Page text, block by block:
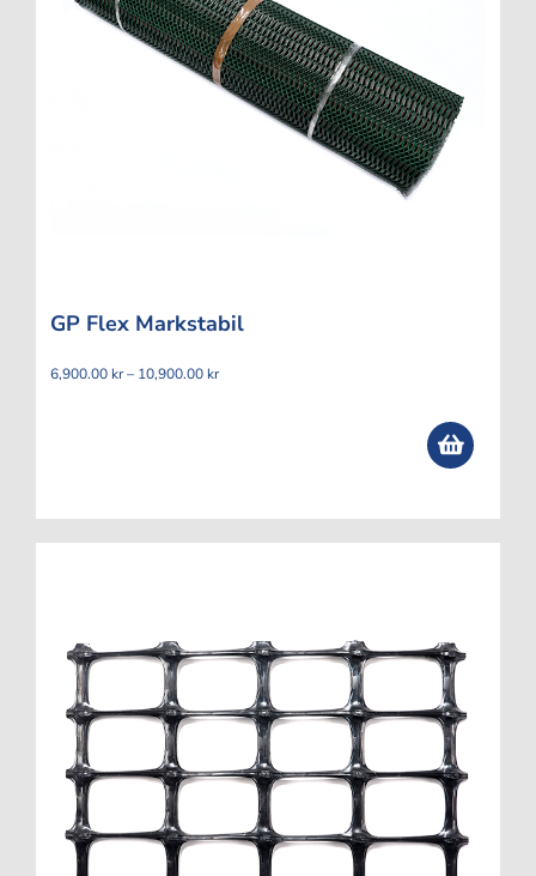
GP Flex Markstabil
6,900.00 kr– 10,900.00 krPrisintervall: